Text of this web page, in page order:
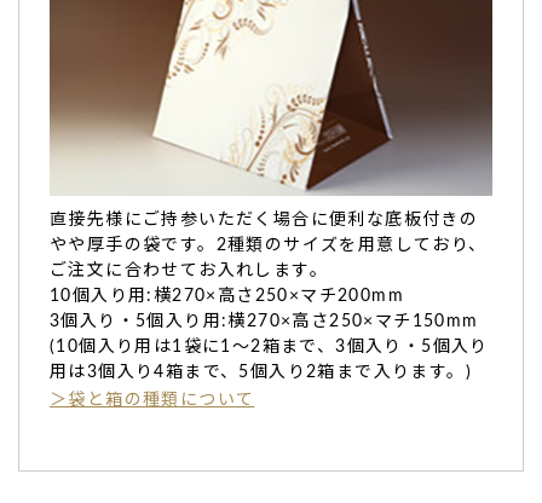
お友達の卒園祝いに、とても喜んでもらえました！
お友達の卒園祝いに、とても喜んでもらえました！
またの機会にもお願いしたいです。（購入者様）
卒園祝い 名入れ・メッセージ入りどら焼
直接先様にご持参いただく場合に便利な底板付きの
やや厚手の袋です。2種類のサイズを用意しており、
ご注文に合わせてお入れします。
10個入り用:横270×高さ250×マチ200mm
3個入り・5個入り用:横270×高さ250×マチ150mm
(10個入り用は1袋に1～2箱まで、3個入り・5個入り
用は3個入り4箱まで、5個入り2箱まで入ります。)
＞袋と箱の種類について